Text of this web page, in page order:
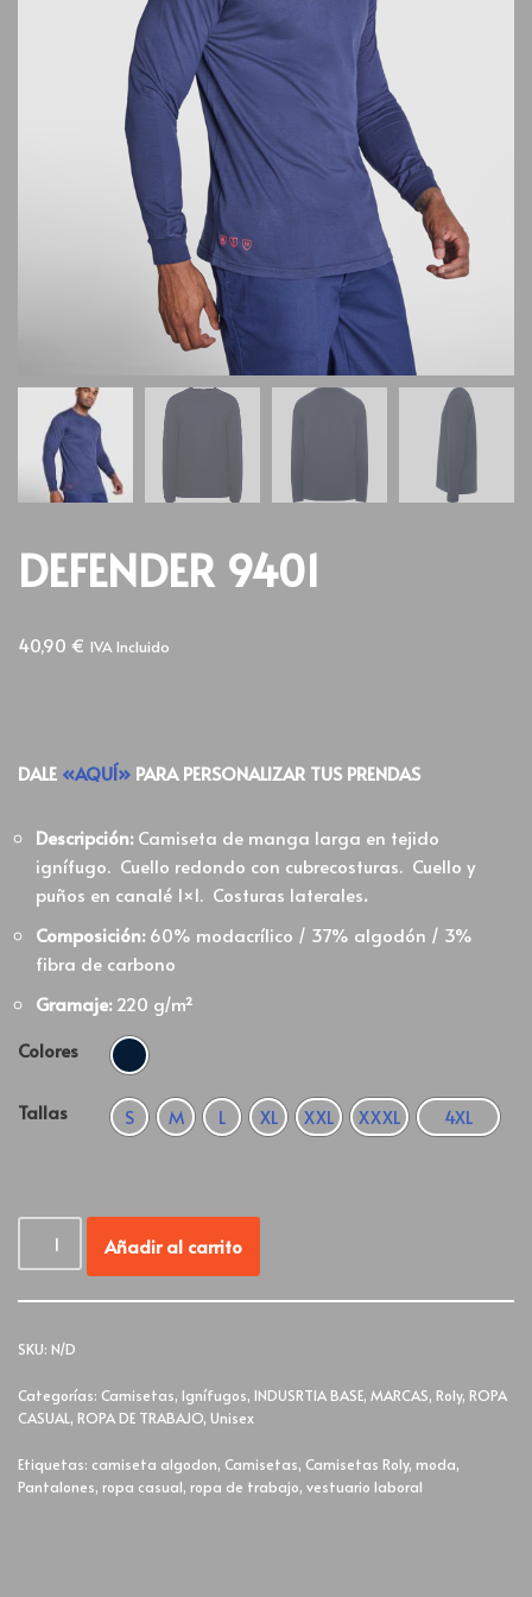
DEFENDER 9401
40,90 € IVA Incluido
DALE «AQUÍ» PARA PERSONALIZAR TUS PRENDAS
Descripción:Camiseta de manga larga en tejido
ignífugo. Cuello redondo con cubrecosturas. Cuello y
puños en canalé 1×1. Costuras laterales.
Composición:60% modacrílico / 37% algodón / 3%
fibra de carbono
Gramaje:220 g/m²
Colores
Tallas S M L XL XXL XXXL 4XL
Añadir al carrito
SKU: N/D
Categorías: Camisetas, Ignífugos, INDUSRTIA BASE, MARCAS, Roly, ROPA
CASUAL, ROPA DE TRABAJO, Unisex
Etiquetas: camiseta algodon, Camisetas, Camisetas Roly, moda,
Pantalones, ropa casual, ropa de trabajo, vestuario laboral